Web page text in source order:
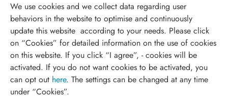
We use cookies and we collect data regarding user
behaviors in the website to optimise and continuously
update this website according to your needs. Please click
on “Cookies” for detailed information on the use of cookies
on this website. If you click “I agree”, - cookies will be
activated. If you do not want cookies to be activated, you
can opt out here. The settings can be changed at any time
under “Cookies”.